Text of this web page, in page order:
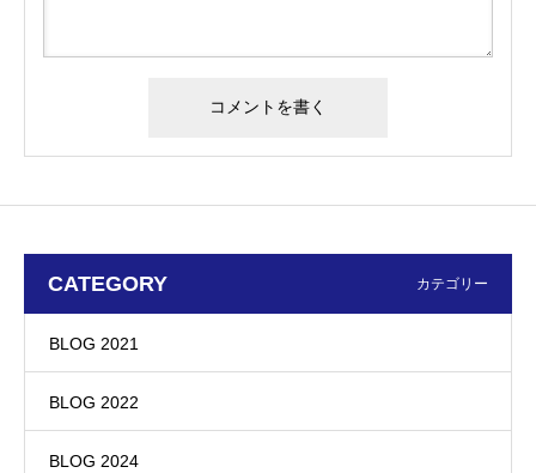
CATEGORY カテゴリー
BLOG 2021
BLOG 2022
BLOG 2024